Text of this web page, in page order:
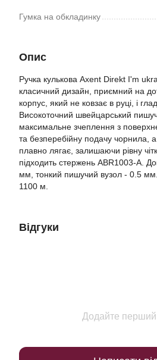
Гумка на обкладинку
Опис
Ручка кулькова Axent Direkt I'm
класичний дизайн, приємний на
корпус, який не ковзає в руці, і
Високоточний швейцарський
максимальне зчеплення з
та безперебійну подачу чорнила,
плавно лягає, залишаючи рівну
підходить стержень ABR1003-А.
мм, тонкий пишучий вузол - 0.5
1100 м.
Відгуки
Додайте перший